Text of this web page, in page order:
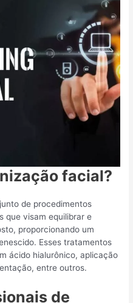
facial?
de procedimentos
que visam equilibrar e
proporcionando um
Esses tratamentos
ácido hialurônico, aplicação
entre outros.
de